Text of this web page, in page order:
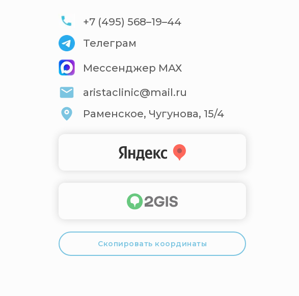
Раменское, Чугунова, 15/4
aristaclinic@mail.ru
Мессенджер МАХ
Телеграм
+7 (495) 568–19–44
Скопировать координаты